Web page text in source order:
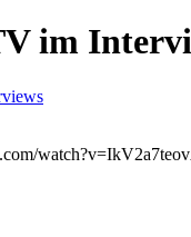
im